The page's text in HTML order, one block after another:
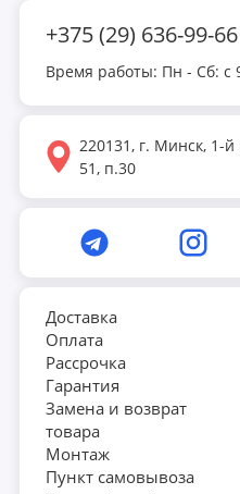
+375 (29) 636-99-66
Время работы: Пн - Сб: с
220131, г. Минск, 1-
51, п.30
Доставка
Оплата
Рассрочка
Гарантия
Замена и возврат
товара
Монтаж
Пункт самовывоза